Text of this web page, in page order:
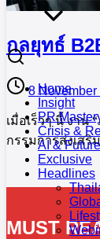
Home
Insight
PR
Crisis &
AI &
Exclusive
Headlines
กลยุทธ์
8 November
เมื่อเร็วๆ นี้ งาน
กรรมการส่งเส
MUST